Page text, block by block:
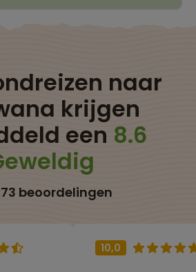
naar
krijgen
een 8.6
beoordelingen
10,0